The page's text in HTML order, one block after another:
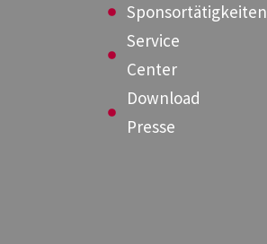
Sponsortätigkeiten
Service
Center
Download
Presse